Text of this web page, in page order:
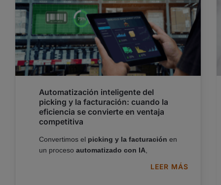
Automatización inteligente del
picking y la facturación: cuando la
eficiencia se convierte en ventaja
competitiva
Convertimos el picking y la facturación en
un proceso automatizado con IA
LEER MÁS